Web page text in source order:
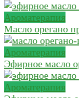
Ароматерапия
Масло орегано
Ароматерапия
Эфирное масло
Ароматерапия